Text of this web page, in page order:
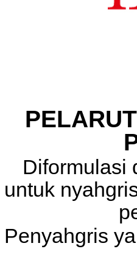
Diformulasi
untuk
Penyahgris